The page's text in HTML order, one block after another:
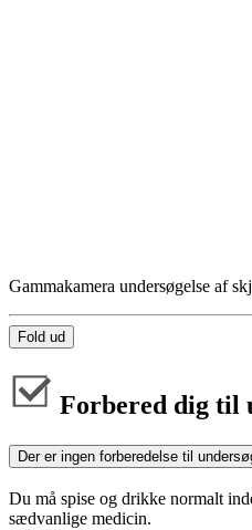
Gammakamera undersøgelse af
Fold ud
Forbered dig til
Der er ingen forberedelse til
Du må spise og drikke normalt
sædvanlige medicin.